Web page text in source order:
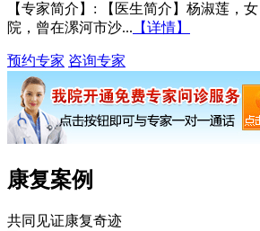
【专家简介】 : 【医生简介】杨淑莲，
院，曾在漯河市沙... 【详情】
预约专家 咨询专家
康复案例
共同见证康复奇迹